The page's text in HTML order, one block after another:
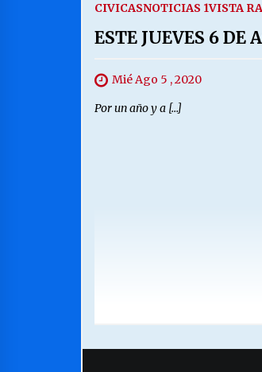
CIVICASNOTICIAS 1VISTA
ESTE JUEVES 6 DE
Mié Ago 5 , 2020
Por un año y a […]